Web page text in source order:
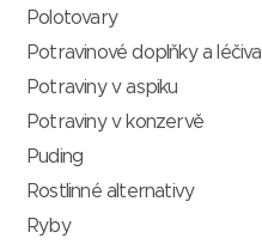
Polotovary
Potravinové doplňky a léčiva
Potraviny v aspiku
Potraviny v konzervě
Puding
Rostlinné alternativy
Ryby